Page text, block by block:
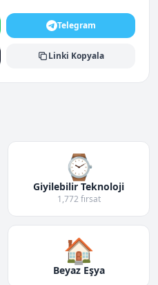
Telegram
Linki Kopyala
⌚
Giyilebilir Teknoloji
1,772 fırsat
🏠
Beyaz Eşya